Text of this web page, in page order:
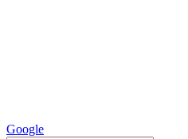
Google